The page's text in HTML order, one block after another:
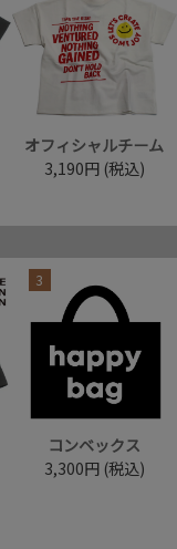
オフィシャルチーム
3,190円 (税込)
3
コンベックス
3,300円 (税込)